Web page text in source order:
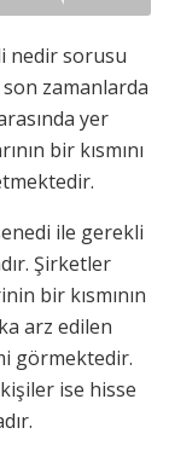
nedir sorusu
son zamanlarda
yer
bir kısmını
ile gerekli
Şirketler
bir kısmının
arz edilen
görmektedir.
ise hisse